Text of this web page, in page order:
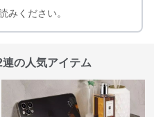
みください。
連の人気アイテム